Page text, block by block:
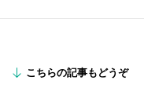
こちらの記事もどうぞ